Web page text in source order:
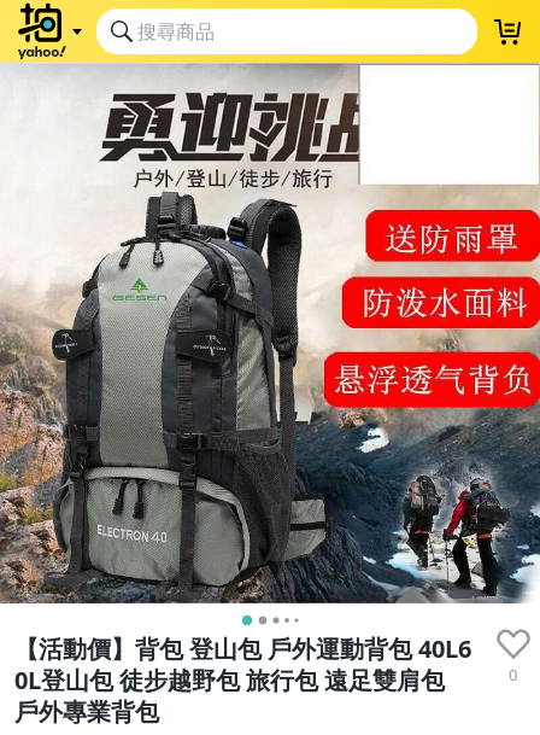
【活動價】背包 登山包 戶外運動背包 40L6
0L登山包 徒步越野包 旅行包 遠足雙肩包
戶外專業背包
0